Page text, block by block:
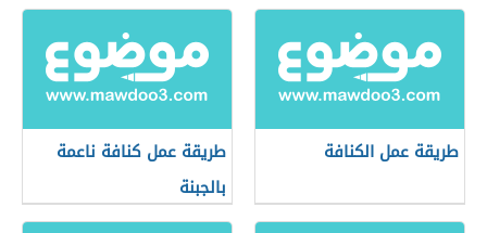
طريقة عمل الكنافة
طريقة عمل كنافة ناعمة
بالجبنة